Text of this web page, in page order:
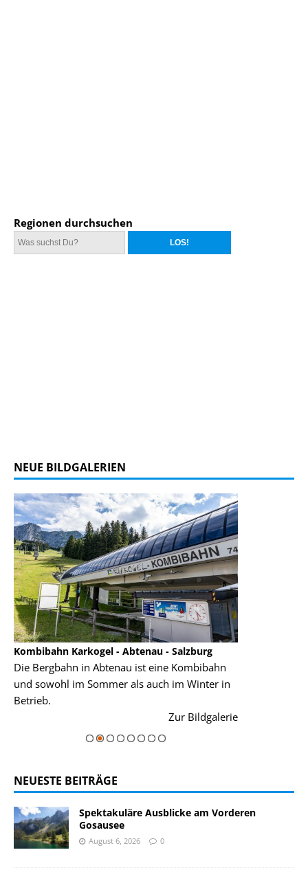
Regionen durchsuchen
NEUE BILDGALERIEN
Kombibahn Karkogel - Abtenau - Salzburg
Die Bergbahn in Abtenau ist eine Kombibahn
und sowohl im Sommer als auch im Winter in
Betrieb.
Zur Bildgalerie
NEUESTE BEITRÄGE
Spektakuläre Ausblicke am Vorderen
Gosausee
August 6, 2026 0